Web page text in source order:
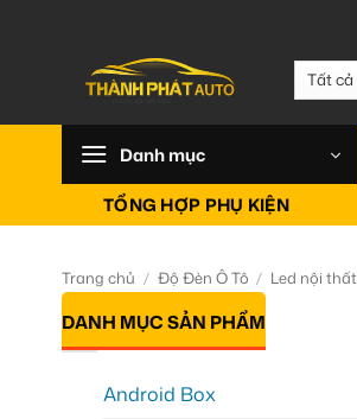
Danh mục
TỔNG HỢP PHỤ KIỆN
Trang chủ / Độ Đèn Ô Tô / Led nội thất
DANH MỤC SẢN PHẨM
Android Box